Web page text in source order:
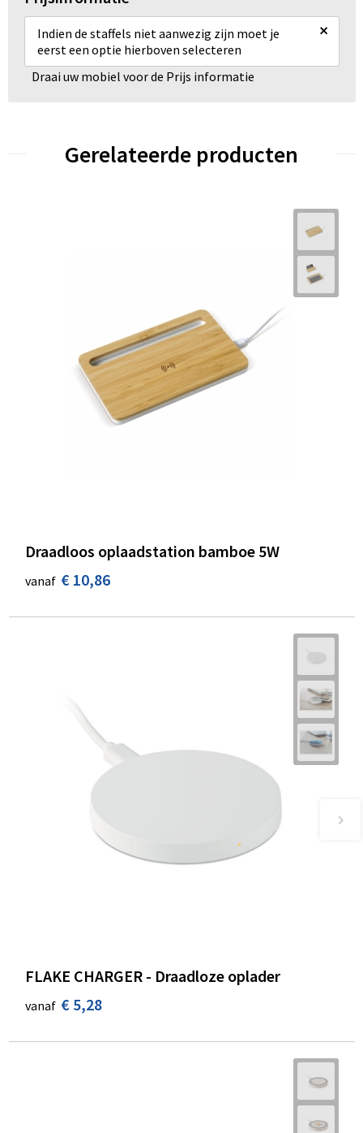
Indien de staffels niet aanwezig zijn moet je
eerst een optie hierboven selecteren
×
Draai uw mobiel voor de Prijs informatie
Gerelateerde producten
Draadloos oplaadstation bamboe 5W
vanaf € 10,86
FLAKE CHARGER - Draadloze oplader
vanaf € 5,28